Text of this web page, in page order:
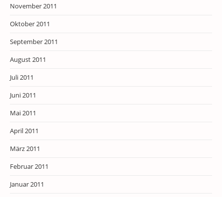
November 2011
Oktober 2011
September 2011
August 2011
Juli 2011
Juni 2011
Mai 2011
April 2011
März 2011
Februar 2011
Januar 2011